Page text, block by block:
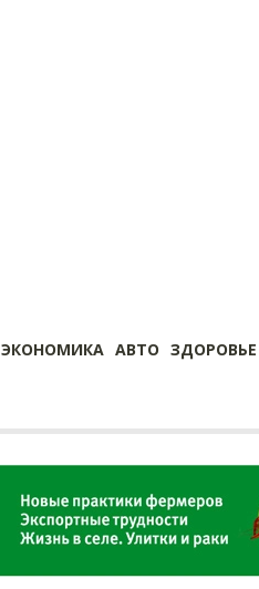
ЭКОНОМИКА АВТО ЗДОРОВЬЕ